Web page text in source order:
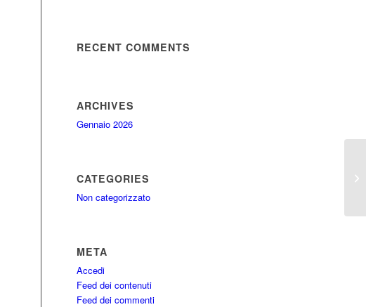
RECENT COMMENTS
ARCHIVES
Gennaio 2026
CATEGORIES
Non categorizzato
META
Accedi
Feed dei contenuti
Feed dei commenti